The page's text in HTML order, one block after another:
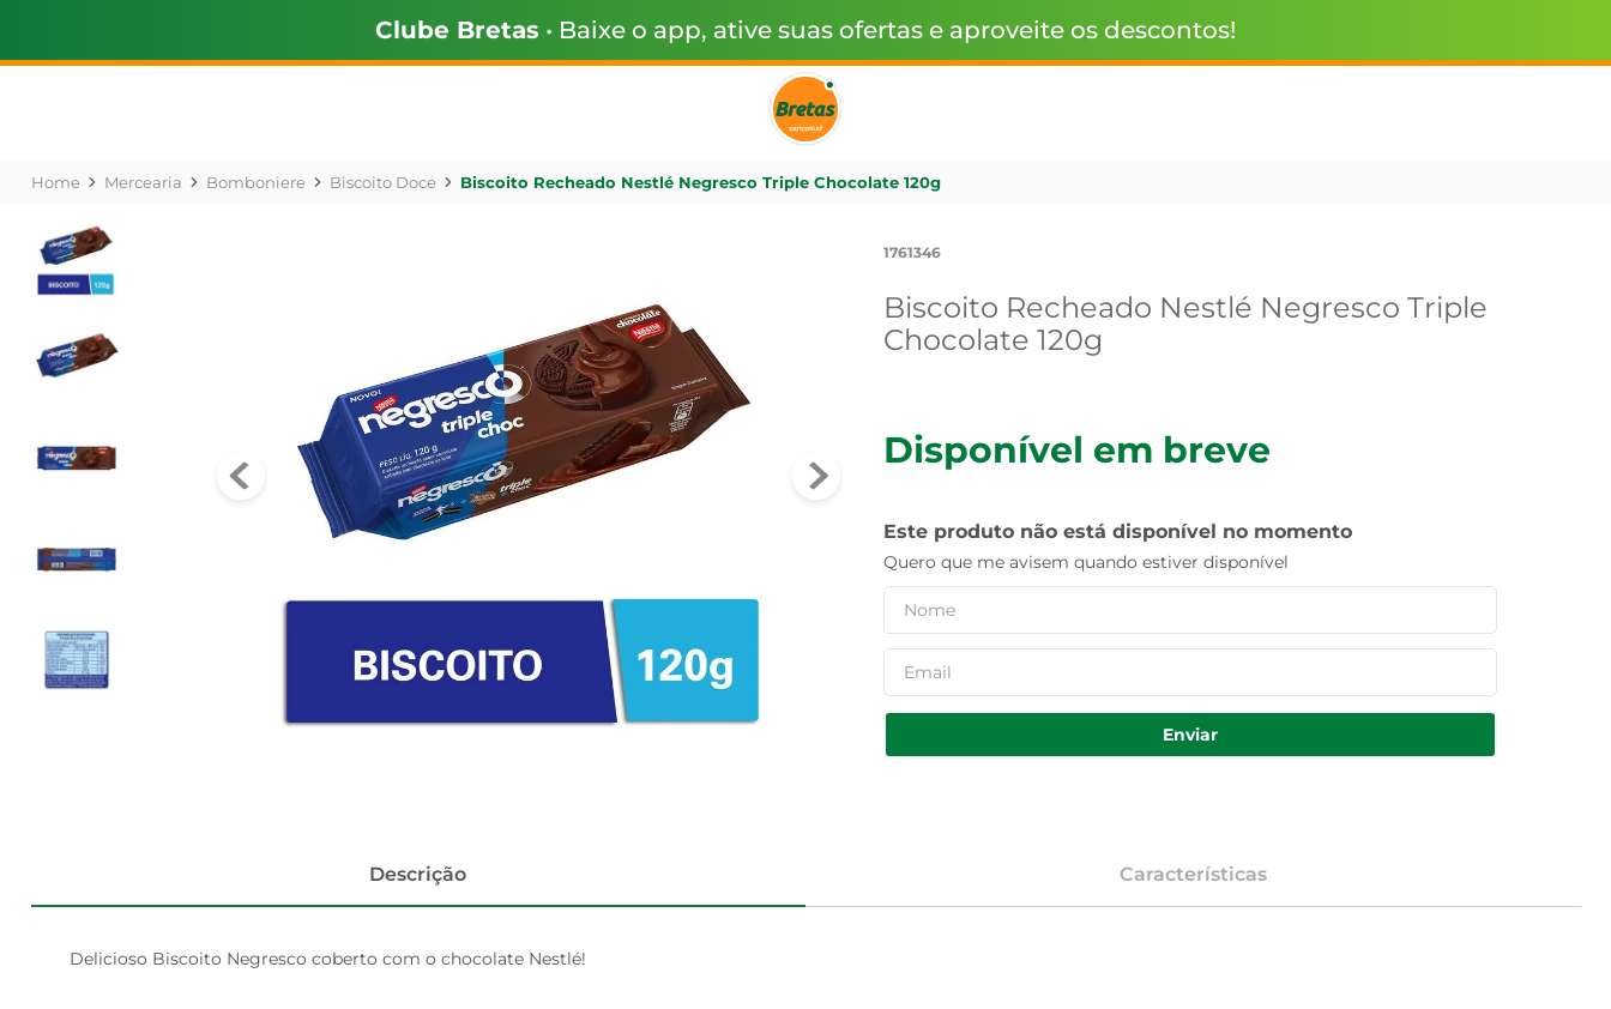
Clube Bretas • Baixe o app, ative suas ofertas e aproveite os descontos!
Mercearia Bomboniere Biscoito Doce Biscoito Recheado Nestlé Negresco Triple Chocolate 120g
1761346
Biscoito Recheado Nestlé Negresco Triple
Chocolate 120g
Disponível em breve
Este produto não está disponível no momento
Quero que me avisem quando estiver disponível
Enviar
Descrição Características
Delicioso Biscoito Negresco coberto com o chocolate Nestlé!